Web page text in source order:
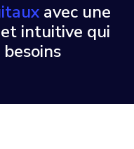
avec une
intuitive qui
besoins